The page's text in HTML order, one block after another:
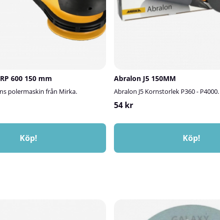
600 150 mm
polermaskin från Mirka.
Köp!
Abralon J5 150MM
Abralon J5 Kornstorlek P360 - P4000.
54 kr
Köp!